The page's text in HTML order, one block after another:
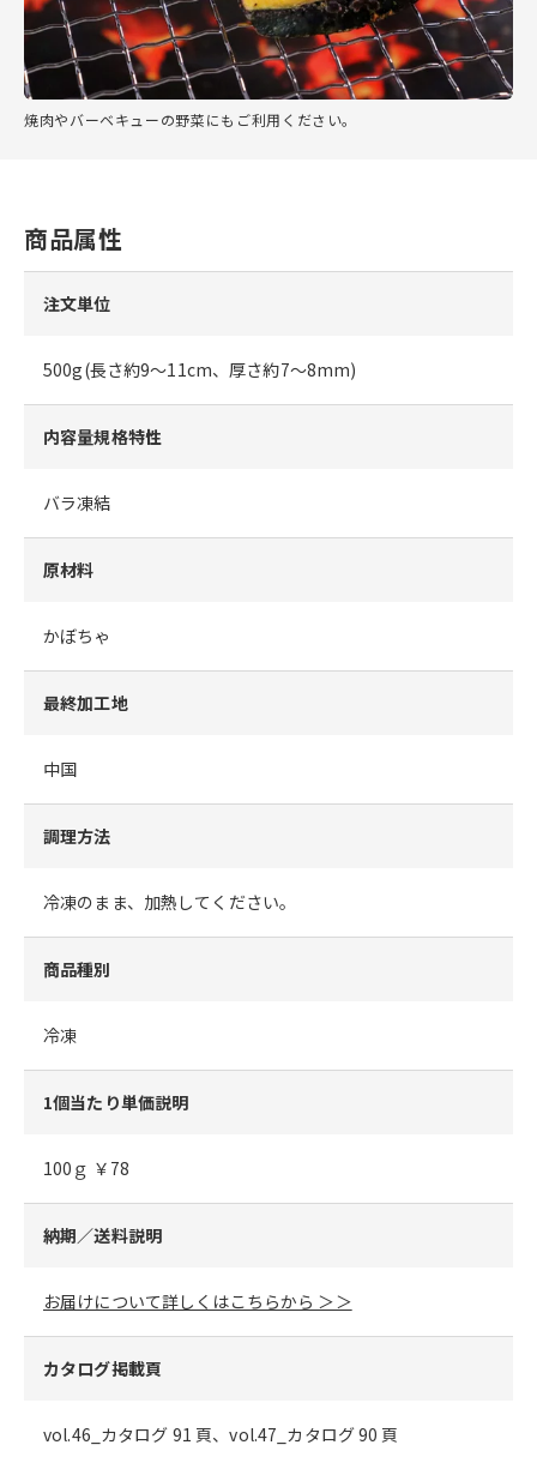
焼肉やバーベキューの野菜にもご利用ください。
商品属性
注文単位
500g(長さ約9～11cm、厚さ約7～8mm)
内容量規格特性
バラ凍結
原材料
かぼちゃ
最終加工地
中国
調理方法
冷凍のまま、加熱してください。
商品種別
冷凍
1個当たり単価説明
100ｇ ￥78
納期／送料説明
お届けについて詳しくはこちらから ＞＞
カタログ掲載頁
vol.46_カタログ 91 頁、vol.47_カタログ 90 頁